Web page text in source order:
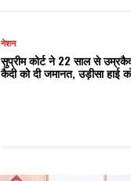
नेशन
सुप्रीम कोर्ट ने 22 साल से
कैदी को दी जमानत, उड़ीसा हाई